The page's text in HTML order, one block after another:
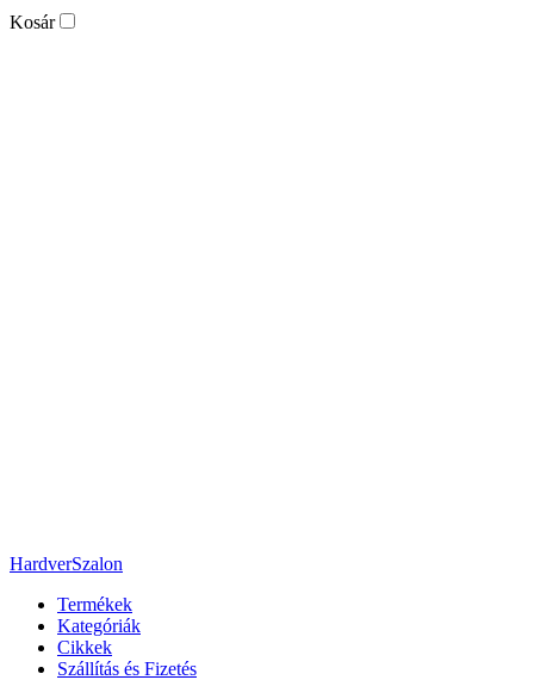
Kosár
HardverSzalon
Termékek
Kategóriák
Cikkek
Szállítás és Fizetés